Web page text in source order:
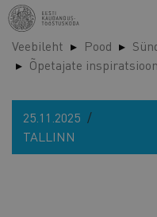
Liigu
edasi
põhisisu
juurde
Veebileht Pood
Õpetajate
25.11.2025
TALLINN